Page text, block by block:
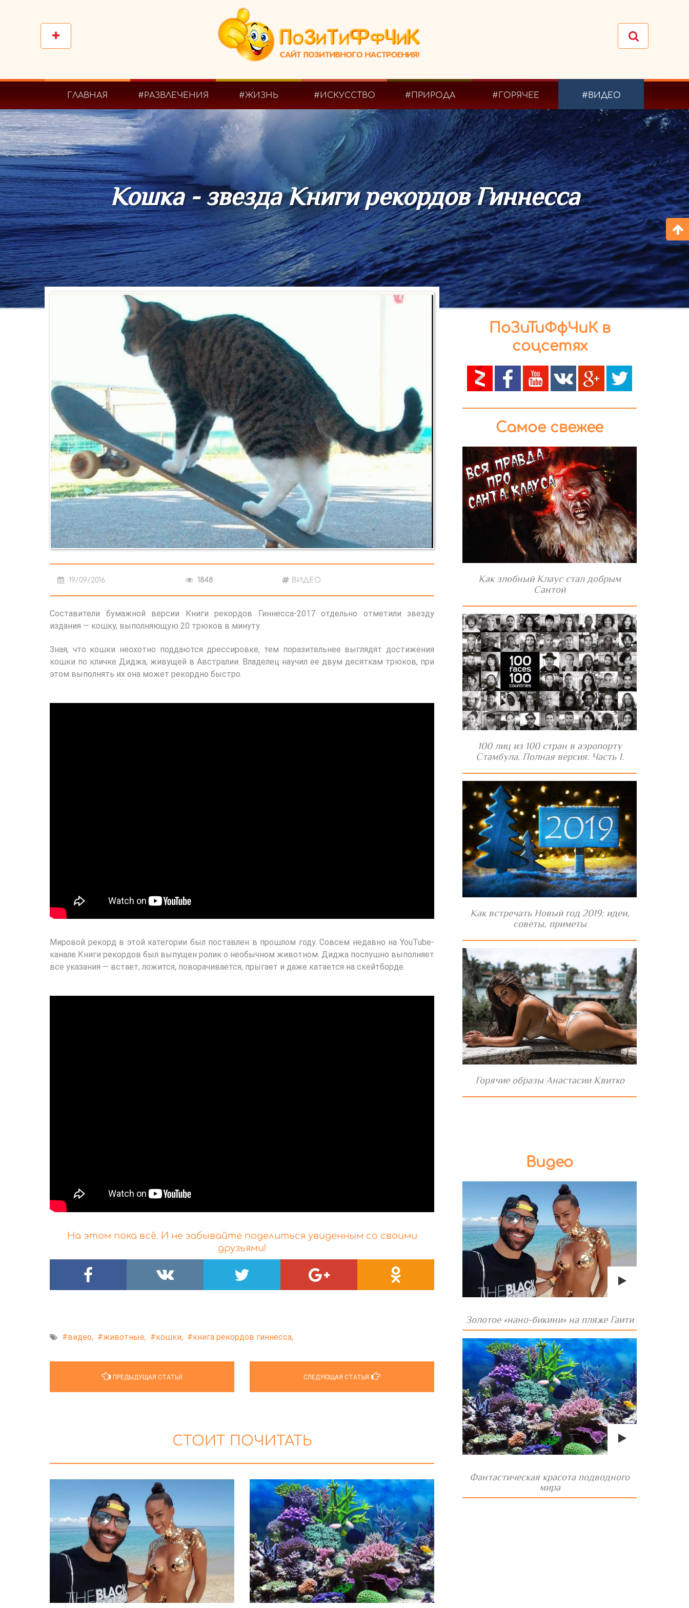
ГЛАВНАЯ #РАЗВЛЕЧЕНИЯ #ЖИЗНЬ #ИСКУССТВО #ПРИРОДА #ГОРЯЧЕЕ #ВИДЕО
Кошка - звезда Книги рекордов Гиннесса
19/09/2016 1848 ВИДЕО
Составители бумажной версии Книги рекордов Гиннесса-2017 отдельно отметили звезду
издания — кошку, выполняющую 20 трюков в минуту.
Зная, что кошки неохотно поддаются дрессировке, тем поразительнее выглядят достижения
кошки по кличке Диджа, живущей в Австралии. Владелец научил ее двум десяткам трюков, при
этом выполнять их она может рекордно быстро.
Мировой рекорд в этой категории был поставлен в прошлом году. Совсем недавно на YouTube-
канале Книги рекордов был выпущен ролик о необычном животном. Диджа послушно выполняет
все указания — встает, ложится, поворачивается, прыгает и даже катается на скейтборде.
На этом пока всё. И не забывайте поделиться увиденным со своими
друзьями!
видео, животные, кошки, книга рекордов гиннесса,
ПРЕДЫДУЩАЯ СТАТЬЯ СЛЕДУЮЩАЯ СТАТЬЯ
СТОИТ ПОЧИТАТЬ
ПоЗиТиФфЧиК в
соцсетях
Самое свежее
Как злобный Клаус стал добрым
Сантой
100 лиц из 100 стран в аэропорту
Стамбула. Полная версия. Часть 1.
Как встречать Новый год 2019: идеи,
советы, приметы
Горячие образы Анастасии Квитко
Видео
Золотое «нано-бикини» на пляже Гаити
Фантастическая красота подводного
мира